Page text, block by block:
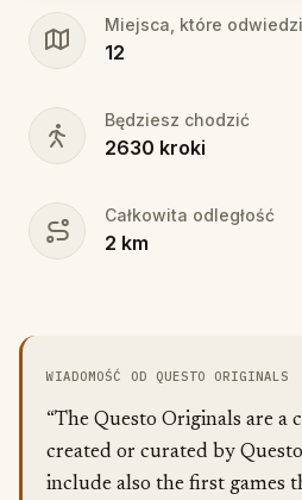
Miejsca, które
12
Będziesz chodzić
2630 kroki
Całkowita odległość
2 km
WIADOMOŚĆ OD QUESTO ORIGINALS
“The Questo Originals are a
created or curated by
include also the first games